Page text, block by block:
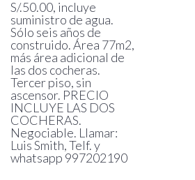
S/.50.00, incluye
suministro de agua.
Sólo seis años de
construido. Área 77m2,
más área adicional de
las dos cocheras.
Tercer piso, sin
ascensor. PRECIO
INCLUYE LAS DOS
COCHERAS.
Negociable. Llamar:
Luis Smith, Telf. y
whatsapp 997202190